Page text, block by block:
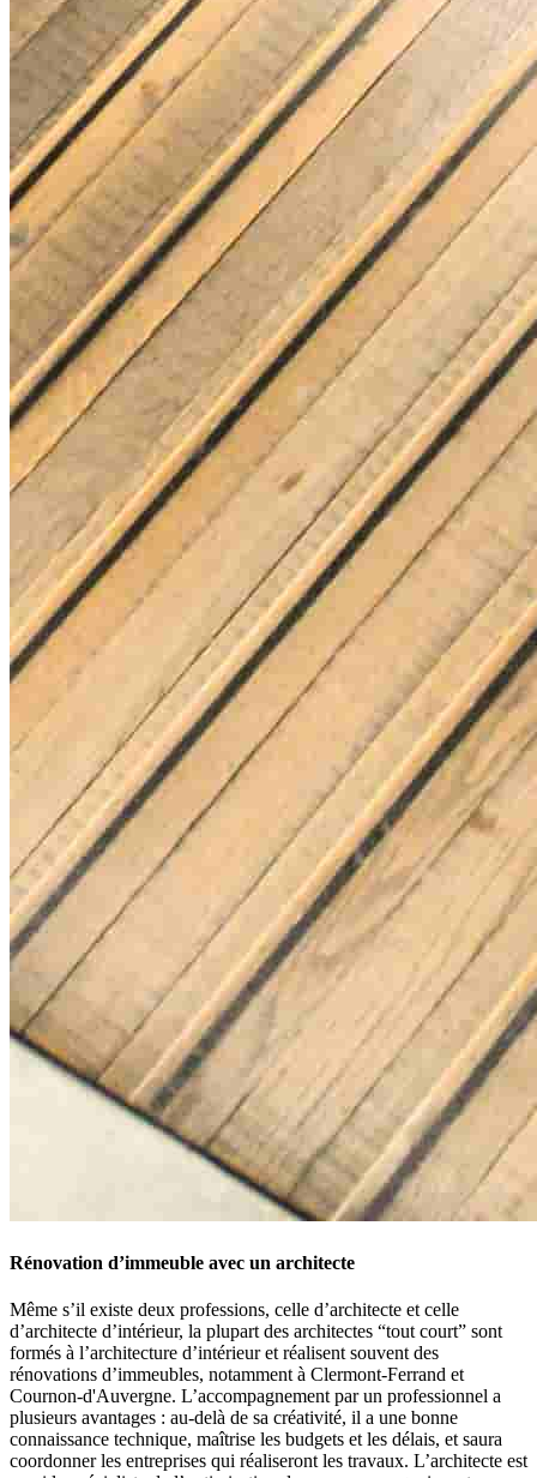
Rénovation d’immeuble avec un architecte
Même s’il existe deux professions, celle d’architecte et celle
d’architecte d’intérieur, la plupart des architectes “tout court” sont
formés à l’architecture d’intérieur et réalisent souvent des
rénovations d’immeubles, notamment à Clermont-Ferrand et
Cournon-d'Auvergne. L’accompagnement par un professionnel a
plusieurs avantages : au-delà de sa créativité, il a une bonne
connaissance technique, maîtrise les budgets et les délais, et saura
coordonner les entreprises qui réaliseront les travaux. L’architecte est